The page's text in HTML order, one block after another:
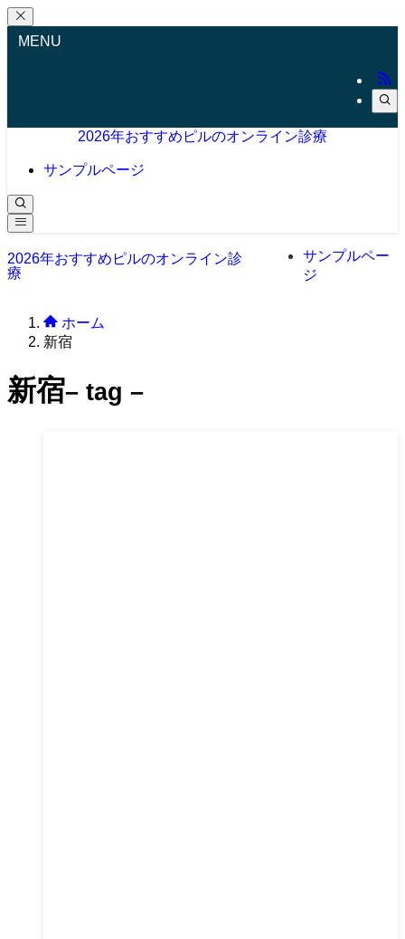
MENU
2026年おすすめピルのオンライン診療
サンプルページ
2026年おすすめピルのオンライン診
療
サンプルペー
ジ
ホーム
新宿
新宿– tag –